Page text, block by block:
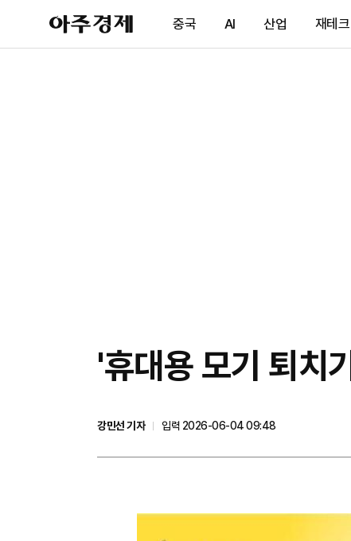
아
주
제
중국 AI 산업 재테크
'휴대용 모기 퇴치
강민선 기자
입력 2026-06-04 09:48